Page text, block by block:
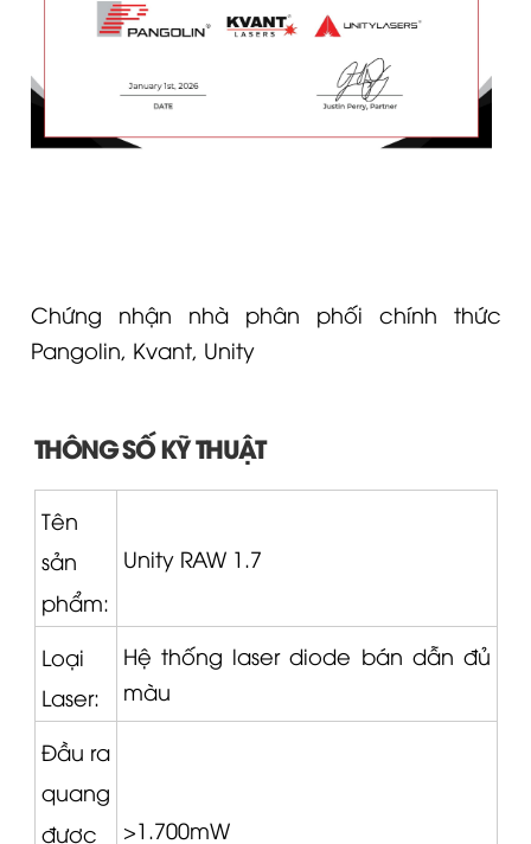
Chứng nhận nhà phân phối chính thức
Pangolin, Kvant, Unity
THÔNG SỐ KỸ THUẬT
Tên
sản
phẩm:
Unity RAW 1.7
Loại
Laser:
Hệ thống laser diode bán dẫn đủ
màu
Đầu ra
quang
được
>1.700mW